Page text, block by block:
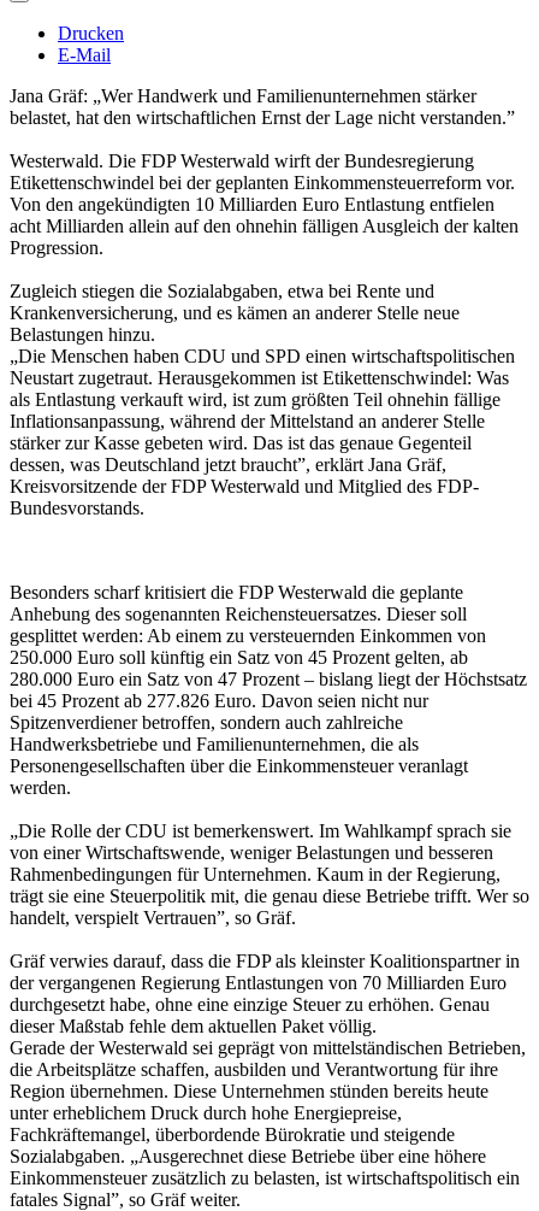
Drucken
E-Mail
Jana Gräf: „Wer Handwerk und Familienunternehmen stärker
belastet, hat den wirtschaftlichen Ernst der Lage nicht verstanden.”
Westerwald. Die FDP Westerwald wirft der Bundesregierung
Etikettenschwindel bei der geplanten Einkommensteuerreform vor.
Von den angekündigten 10 Milliarden Euro Entlastung entfielen
acht Milliarden allein auf den ohnehin fälligen Ausgleich der kalten
Progression.
Zugleich stiegen die Sozialabgaben, etwa bei Rente und
Krankenversicherung, und es kämen an anderer Stelle neue
Belastungen hinzu.
„Die Menschen haben CDU und SPD einen wirtschaftspolitischen
Neustart zugetraut. Herausgekommen ist Etikettenschwindel: Was
als Entlastung verkauft wird, ist zum größten Teil ohnehin fällige
Inflationsanpassung, während der Mittelstand an anderer Stelle
stärker zur Kasse gebeten wird. Das ist das genaue Gegenteil
dessen, was Deutschland jetzt braucht”, erklärt Jana Gräf,
Kreisvorsitzende der FDP Westerwald und Mitglied des FDP-
Bundesvorstands.
Besonders scharf kritisiert die FDP Westerwald die geplante
Anhebung des sogenannten Reichensteuersatzes. Dieser soll
gesplittet werden: Ab einem zu versteuernden Einkommen von
250.000 Euro soll künftig ein Satz von 45 Prozent gelten, ab
280.000 Euro ein Satz von 47 Prozent – bislang liegt der Höchstsatz
bei 45 Prozent ab 277.826 Euro. Davon seien nicht nur
Spitzenverdiener betroffen, sondern auch zahlreiche
Handwerksbetriebe und Familienunternehmen, die als
Personengesellschaften über die Einkommensteuer veranlagt
werden.
„Die Rolle der CDU ist bemerkenswert. Im Wahlkampf sprach sie
von einer Wirtschaftswende, weniger Belastungen und besseren
Rahmenbedingungen für Unternehmen. Kaum in der Regierung,
trägt sie eine Steuerpolitik mit, die genau diese Betriebe trifft. Wer so
handelt, verspielt Vertrauen”, so Gräf.
Gräf verwies darauf, dass die FDP als kleinster Koalitionspartner in
der vergangenen Regierung Entlastungen von 70 Milliarden Euro
durchgesetzt habe, ohne eine einzige Steuer zu erhöhen. Genau
dieser Maßstab fehle dem aktuellen Paket völlig.
Gerade der Westerwald sei geprägt von mittelständischen Betrieben,
die Arbeitsplätze schaffen, ausbilden und Verantwortung für ihre
Region übernehmen. Diese Unternehmen stünden bereits heute
unter erheblichem Druck durch hohe Energiepreise,
Fachkräftemangel, überbordende Bürokratie und steigende
Sozialabgaben. „Ausgerechnet diese Betriebe über eine höhere
Einkommensteuer zusätzlich zu belasten, ist wirtschaftspolitisch ein
fatales Signal”, so Gräf weiter.